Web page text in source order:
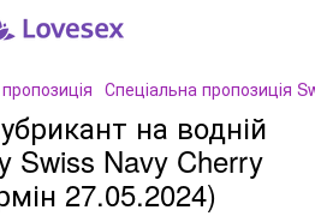
Спеціальна пропозиція
на водній
Swiss Navy Cherry
27.05.2024)